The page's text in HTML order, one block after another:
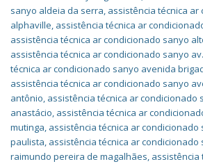
sanyo aldeia da serra, assistência técnica
alphaville, assistência técnica ar
assistência técnica ar condicionado sanyo
assistência técnica ar condicionado sanyo
técnica ar condicionado sanyo avenida
assistência técnica ar condicionado sanyo
antônio, assistência técnica ar condicionado
anastácio, assistência técnica ar
mutinga, assistência técnica ar condicionado
paulista, assistência técnica ar condicionado
raimundo pereira de magalhães, assistência